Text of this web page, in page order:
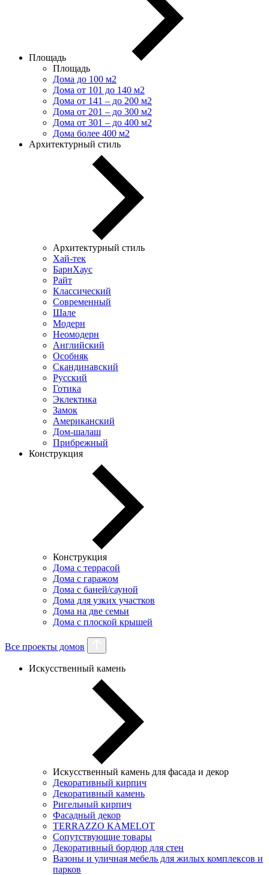
Площадь
Площадь
Дома до 100 м2
Дома от 101 до 140 м2
Дома от 141 – до 200 м2
Дома от 201 – до 300 м2
Дома от 301 – до 400 м2
Дома более 400 м2
Архитектурный стиль
Архитектурный стиль
Хай-тек
БарнХаус
Райт
Классический
Современный
Шале
Модерн
Неомодерн
Английский
Особняк
Скандинавский
Русский
Готика
Эклектика
Замок
Американский
Дом-шалаш
Прибрежный
Конструкция
Конструкция
Дома с террасой
Дома с гаражом
Дома с баней/сауной
Дома для узких участков
Дома на две семьи
Дома с плоской крышей
Все проекты домов
Искусственный камень
Искусственный камень для фасада и декор
Декоративный кирпич
Декоративный камень
Ригельный кирпич
Фасадный декор
TERRAZZO KAMELOT
Сопутствующие товары
Декоративный бордюр для стен
Вазоны и уличная мебель для жилых комплексов и
парков